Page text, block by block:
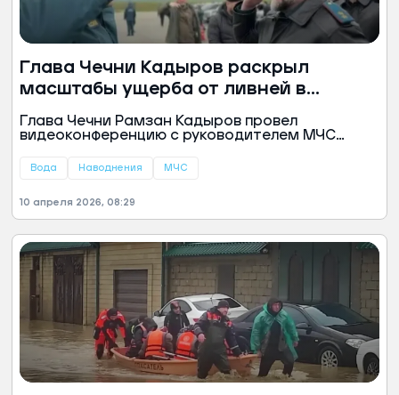
Глава Чечни Кадыров раскрыл
масштабы ущерба от ливней в
республике
Глава Чечни Рамзан Кадыров провел
видеоконференцию с руководителем МЧС
рассказал об обстановке в республике,
Вода Наводнения МЧС
10 апреля 2026, 08:29